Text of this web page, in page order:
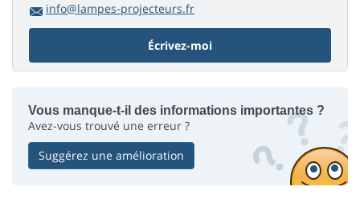
info@lampes-projecteurs.fr
Écrivez-moi
Vous manque-t-il des informations importantes ?
Avez-vous trouvé une erreur ?
Suggérez une amélioration